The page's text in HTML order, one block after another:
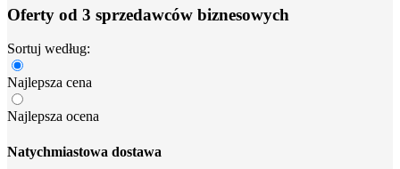
Oferty od 3 sprzedawców biznesowych
Sortuj według:
Najlepsza cena
Najlepsza ocena
Natychmiastowa dostawa